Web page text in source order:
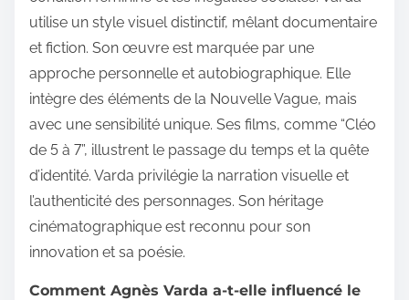
utilise un style visuel distinctif, mêlant documentaire
et fiction. Son œuvre est marquée par une
approche personnelle et autobiographique. Elle
intègre des éléments de la Nouvelle Vague, mais
avec une sensibilité unique. Ses films, comme “Cléo
de 5 à 7”, illustrent le passage du temps et la quête
d’identité. Varda privilégie la narration visuelle et
l’authenticité des personnages. Son héritage
cinématographique est reconnu pour son
innovation et sa poésie.
Comment Agnès Varda a-t-elle influencé le